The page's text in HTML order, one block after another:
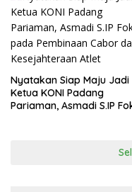
Nyatakan Siap Maju Jadi
Ketua KONI Padang
Pariaman, Asmadi S.IP